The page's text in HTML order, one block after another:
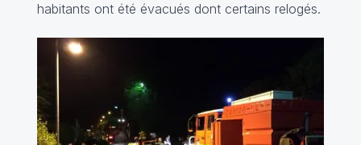
habitants ont été évacués dont certains relogés.